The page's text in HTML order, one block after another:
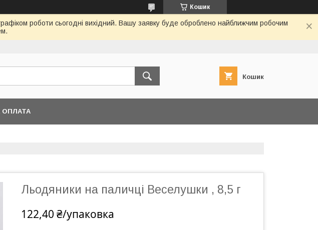
Кошик
роботи сьогодні вихідний. Вашу заявку буде оброблено найближчим робочим
Кошик
ОПЛАТА
Льодяники на паличці Веселушки , 8,5 г
122,40 ₴/упаковка